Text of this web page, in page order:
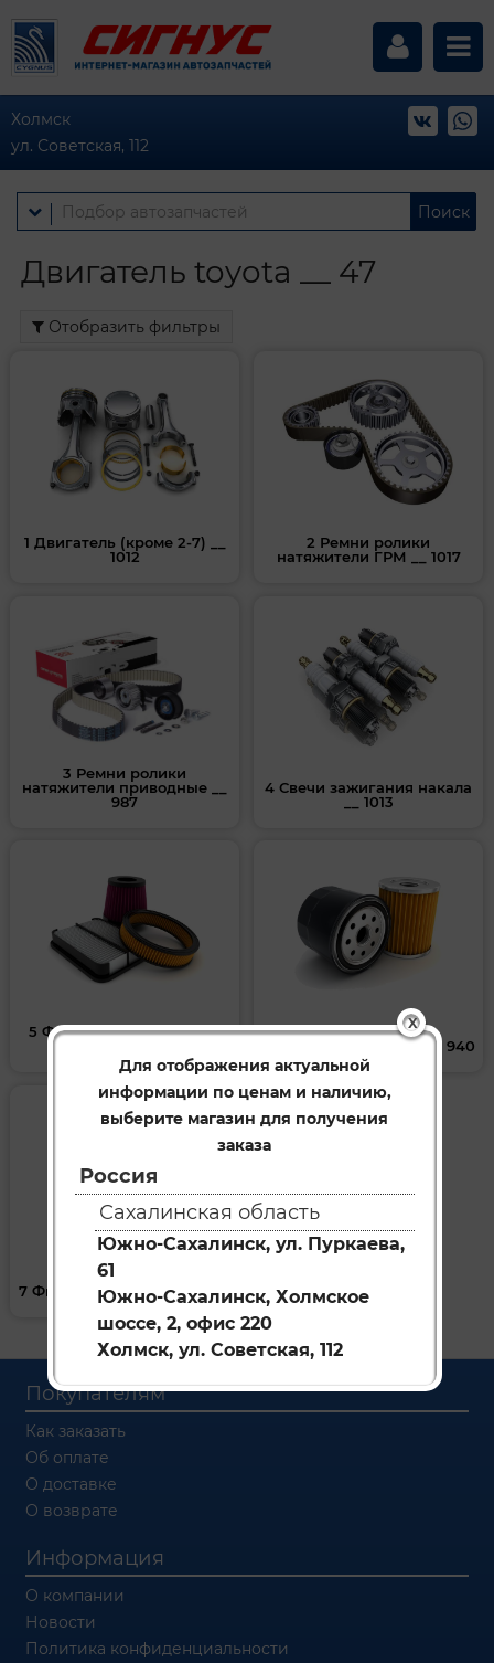
X
Для отображения актуальной
информации по ценам и наличию,
выберите магазин для получения
заказа
Россия
Сахалинская область
Южно-Сахалинск, ул. Пуркаева,
61
Южно-Сахалинск, Холмское
шоссе, 2, офис 220
Холмск, ул. Советская, 112
Холмск
ул. Советская, 112
Поиск
Двигатель toyota __ 47
Отобразить фильтры
1 Двигатель (кроме 2-7) __
1012
2 Ремни ролики
натяжители ГРМ __ 1017
3 Ремни ролики
натяжители приводные __
987
4 Свечи зажигания накала
__ 1013
5 Фильтра воздушные __
6 Фильтра масляные __ 940
7 Фильтра топливные __ 46
Покупателям
Как заказать
Об оплате
О доставке
О возврате
Информация
О компании
Новости
Политика конфиденциальности